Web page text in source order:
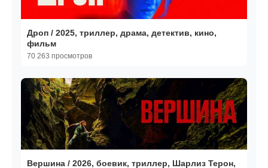
Дроп / 2025, триллер, драма, детектив, кино,
фильм
70 263 просмотров
Вершина / 2026, боевик, триллер, Шарлиз Терон,